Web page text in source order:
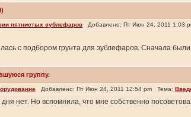
пятнистых эублефаров Добавлено: Пт Июн 24, 2011 1:03
с подбором грунта для эублефаров. Сначала
группу.
Добавлено: Пт Июн 24, 2011 12:54 pm Тема:
нет. Но вспомнила, что мне собственно